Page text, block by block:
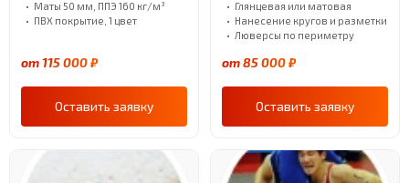
Маты 50 мм, ППЭ 160 кг/м³
ПВХ покрытие, 1 цвет
от 115 000 ₽
Оставить заявку
Глянцевая или матовая
Нанесение кругов и разметки
Люверсы по периметру
от 85 000 ₽
Оставить заявку